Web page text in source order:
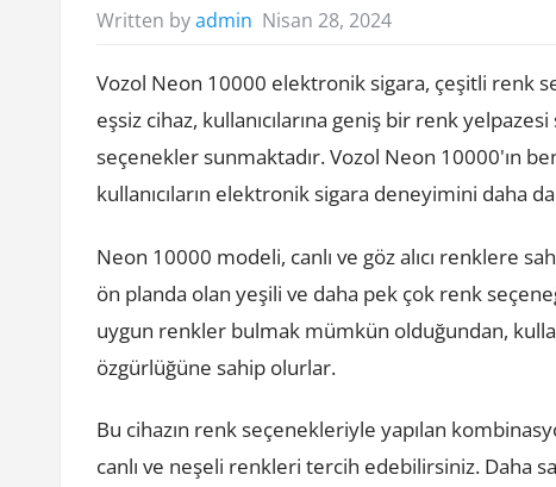
Written byadmin Nisan 28, 2024
Vozol Neon 10000 elektronik sigara, çeşitli renk
eşsiz cihaz, kullanıcılarına geniş bir renk
seçenekler sunmaktadır. Vozol Neon 10000'ın
kullanıcıların elektronik sigara deneyimini daha
Neon 10000 modeli, canlı ve göz alıcı renklere
ön planda olan yeşili ve daha pek çok renk
uygun renkler bulmak mümkün olduğundan,
özgürlüğüne sahip olurlar.
Bu cihazın renk seçenekleriyle yapılan
canlı ve neşeli renkleri tercih edebilirsiniz. Daha